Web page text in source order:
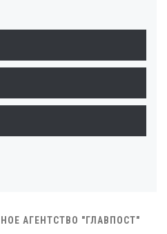
АГЕНТСТВО "ГЛАВПОСТ"